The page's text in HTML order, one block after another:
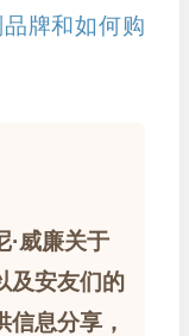
牌和如何购
·威廉关于
及安友们的
息分享，